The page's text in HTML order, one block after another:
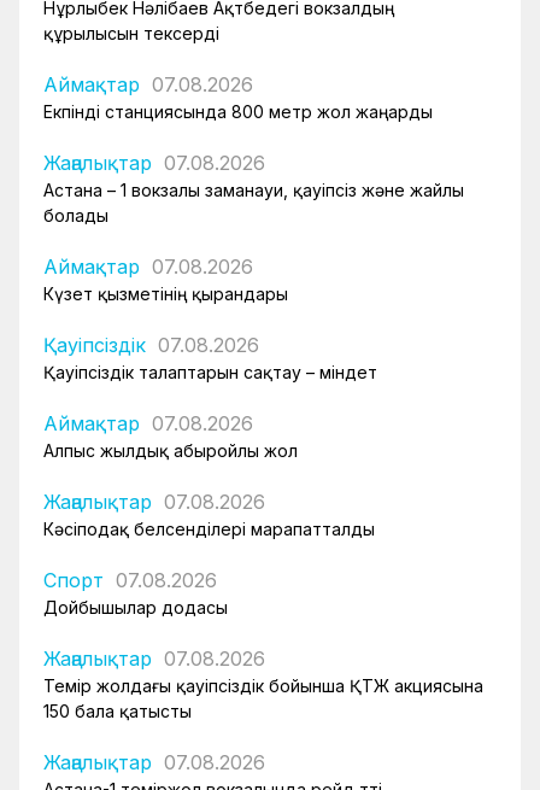
Нұрлыбек Нәлібаев Ақтөбедегі вокзалдың
құрылысын тексерді
Аймақтар 07.08.2026
Екпінді станциясында 800 метр жол жаңарды
Жаңалықтар 07.08.2026
Астана – 1 вокзалы заманауи, қауіпсіз және жайлы
болады
Аймақтар 07.08.2026
Күзет қызметінің қырандары
Қауіпсіздік 07.08.2026
Қауіпсіздік талаптарын сақтау – міндет
Аймақтар 07.08.2026
Алпыс жылдық абыройлы жол
Жаңалықтар 07.08.2026
Кәсіподақ белсенділері марапатталды
Спорт 07.08.2026
Дойбышылар додасы
Жаңалықтар 07.08.2026
Темір жолдағы қауіпсіздік бойынша ҚТЖ акциясына
150 бала қатысты
Жаңалықтар 07.08.2026